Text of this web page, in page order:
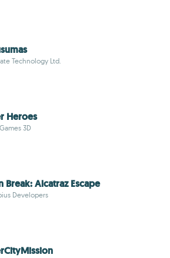
Technology Ltd.
Heroes
3D
Break: Alcatraz Escape
Developers